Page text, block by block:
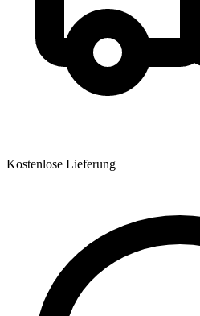
Kostenlose Lieferung